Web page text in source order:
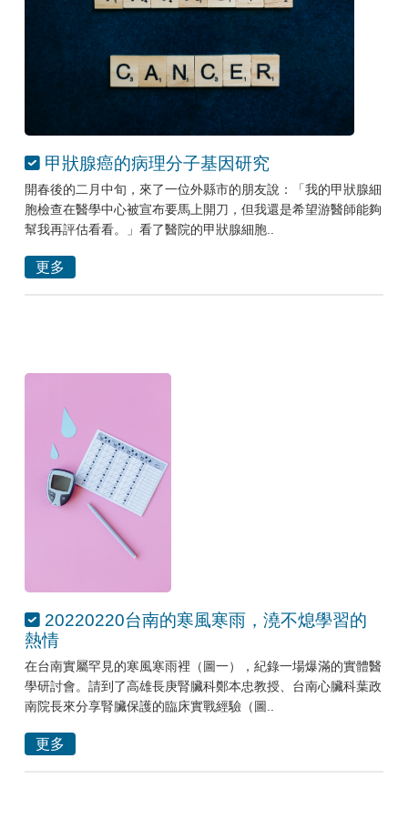
甲狀腺癌的病理分子基因研究
開春後的二月中旬，來了一位外縣市的朋友說：「我的甲狀腺細
胞檢查在醫學中心被宣布要馬上開刀，但我還是希望游醫師能夠
幫我再評估看看。」看了醫院的甲狀腺細胞..
更多
20220220台南的寒風寒雨，澆不熄學習的
熱情
在台南實屬罕見的寒風寒雨裡（圖一），紀錄一場爆滿的實體醫
學研討會。請到了高雄長庚腎臟科鄭本忠教授、台南心臟科葉政
南院長來分享腎臟保護的臨床實戰經驗（圖..
更多